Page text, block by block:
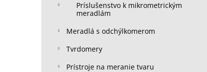
Príslušenstvo k mikrometrickým
meradlám
Meradlá s odchýlkomerom
Tvrdomery
Prístroje na meranie tvaru